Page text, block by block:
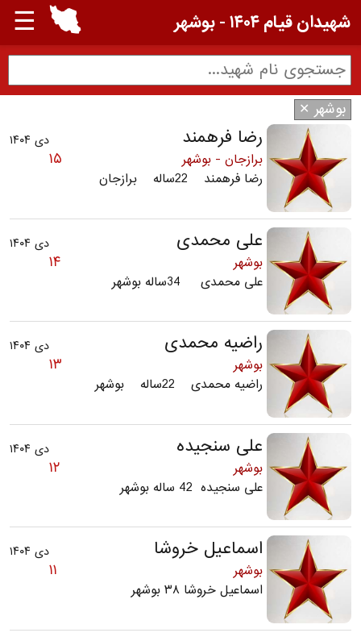
☰ شهیدان قیام ۱۴۰۴ - بوشهر
بوشهر ✕
دی ۱۴۰۴ رضا فرهمند
۱۵
برازجان - بوشهر
رضا فرهمند 22ساله برازجان
دی ۱۴۰۴ علی محمدی
۱۴
بوشهر
علی محمدی 34ساله بوشهر
دی ۱۴۰۴ راضیه محمدی
۱۳
بوشهر
راضیه محمدی 22ساله بوشهر
دی ۱۴۰۴ علی سنجیده
۱۲
بوشهر
علی سنجیده 42 ساله بوشهر
دی ۱۴۰۴ اسماعیل خروشا
۱۱
بوشهر
اسماعیل خروشا ۳۸ بوشهر